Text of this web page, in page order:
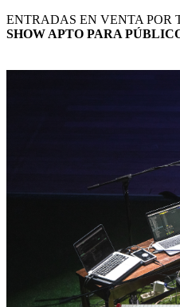
ENTRADAS EN VENTA POR
SHOW APTO PARA